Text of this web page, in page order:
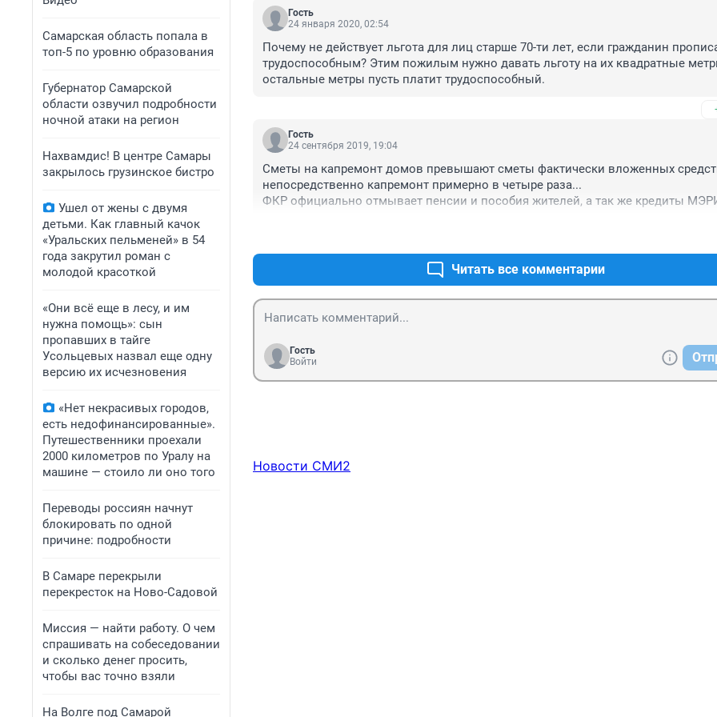
Самарская область попала в
топ-5 по уровню образования
Губернатор Самарской
области озвучил подробности
ночной атаки на регион
Нахвамдис! В центре Самары
закрылось грузинское бистро
Ушел от жены с двумя
детьми. Как главный качок
«Уральских пельменей» в 54
года закрутил роман с
молодой красоткой
«Они всё еще в лесу, и им
нужна помощь»: сын
пропавших в тайге
Усольцевых назвал еще одну
версию их исчезновения
«Нет некрасивых городов,
есть недофинансированные».
Путешественники проехали
2000 километров по Уралу на
машине — стоило ли оно того
Переводы россиян начнут
блокировать по одной
причине: подробности
В Самаре перекрыли
перекресток на Ново-Садовой
Миссия — найти работу. О чем
спрашивать на собеседовании
и сколько денег просить,
чтобы вас точно взяли
На Волге под Самарой
Гость
24 января 2020, 02:54
Почему не действует льгота для лиц старше 70-ти лет, если гражданин
трудоспособным? Этим пожилым нужно давать льготу на их квадратные
остальные метры пусть платит трудоспособный.
Гость
24 сентября 2019, 19:04
Сметы на капремонт домов превышают сметы фактически вложенных
непосредственно капремонт примерно в четыре раза...
ФКР официально отмывает пенсии и пособия жителей, а так же кредиты
много недоделок и технологических нарушений. При работах подрядчики
общедомовое имущество, которое восстанавливать заставляют УК за счет
ремонта", а жители и МЭРИЯ снова плати...
ФКР ГРАБИТ все безнаказанно... на все обращения жителей ОТПИСКИ,
ОТВЕЧАЕМ ЗА КАЖДОЕ СВОЕ СЛОВО, т.к имеем подтверждающие документы...
Читать все комментарии
Гость
Войти
Новости СМИ2